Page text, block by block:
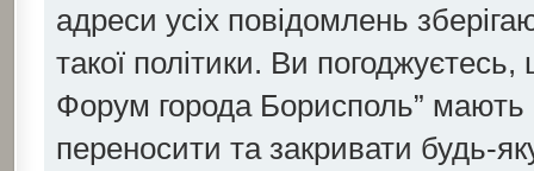
адреси усіх повідомлень
такої політики. Ви
Форум города Борисполь” мають
переносити та закривати будь-